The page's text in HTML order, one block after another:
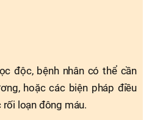
độc, bệnh nhân có thể cần
hoặc các biện pháp điều
loạn đông máu.